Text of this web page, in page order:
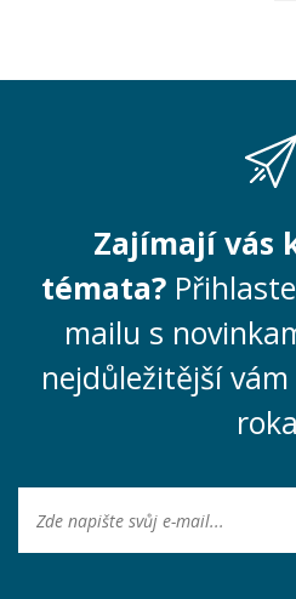
Zajímají vás
témata?
mailu s
nejdůležitější